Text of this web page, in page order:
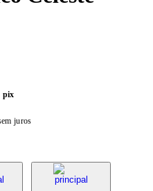
pix
price:
juros